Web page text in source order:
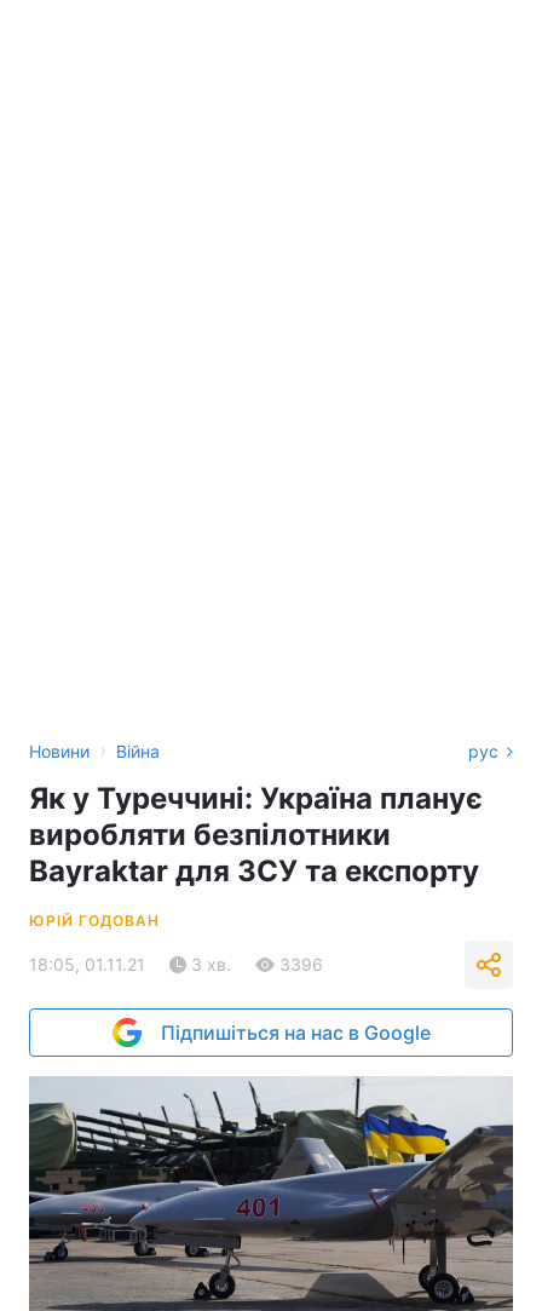
Новини › Війна рус
Як у Туреччині: Україна планує
виробляти безпілотники
Bayraktar для ЗСУ та експорту
ЮРІЙ ГОДОВАН
18:05, 01.11.21 3 хв. 3396
Підпишіться на нас в Google